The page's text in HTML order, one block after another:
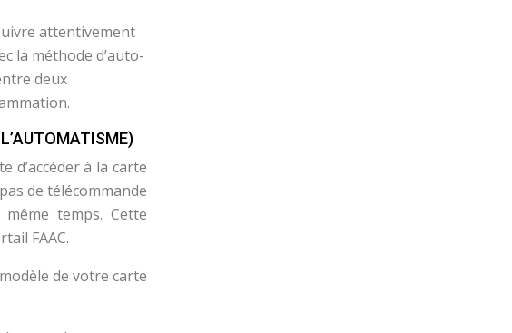
attentivement
la méthode d’auto-
deux
d’accéder à la carte
de télécommande
temps. Cette
FAAC.
de votre carte